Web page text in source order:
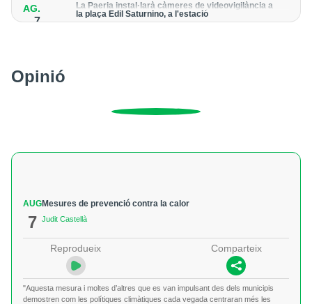
AG.
7
La Paeria instal·larà càmeres de videovigilància a
la plaça Edil Saturnino, a l'estació
Opinió
AUG
7
Mesures de prevenció contra la calor
Judit Castellà
Reprodueix Comparteix
"Aquesta mesura i moltes d’altres que es van impulsant des dels municipis
demostren com les polítiques climàtiques cada vegada centraran més les